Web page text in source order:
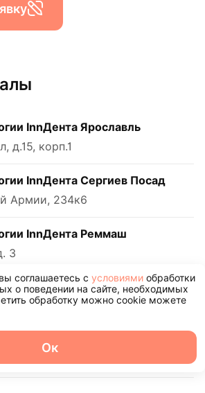
InnДента Ярославль
д.15, корп.1
InnДента Сергиев Посад
Армии, 234к6
InnДента Реммаш
3
Инндента Холл
114
InnДента Апрелевка
соглашаетесь с условиями обработки
о поведении на сайте, необходимых
обработку можно cookie можете
Ок